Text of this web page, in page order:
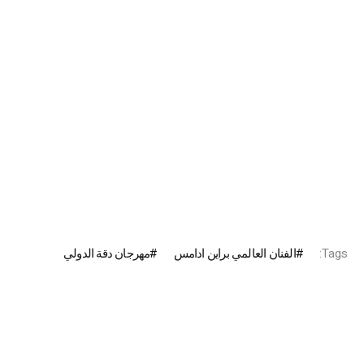
Tags: الفنان العالمي براين ادامس مهرجان دقة الدولي